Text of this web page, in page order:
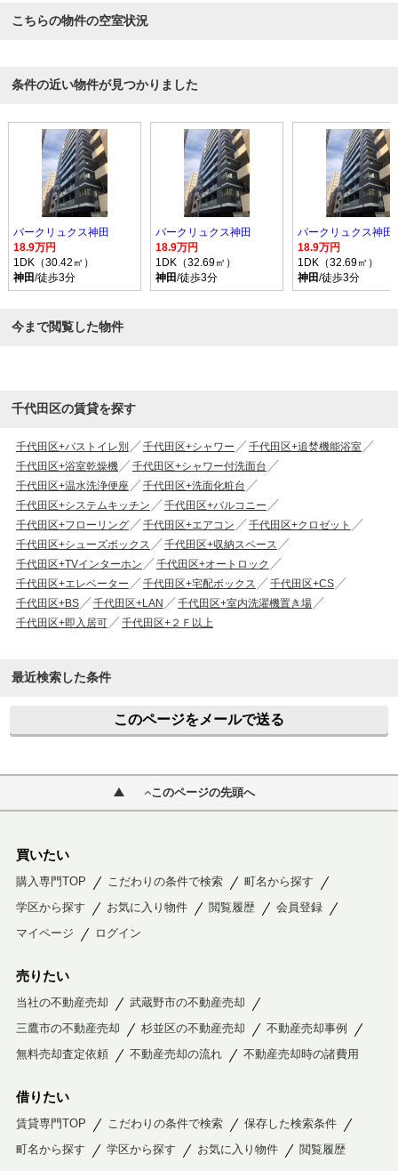
こちらの物件の空室状況
条件の近い物件が見つかりました
パークリュクス神田
18.9万円
1DK（30.42㎡）
神田/徒歩3分
パークリュクス神田
18.9万円
1DK（32.69㎡）
神田/徒歩3分
パークリュクス神田
18.9万円
1DK（32.69㎡）
神田/徒歩3分
今まで閲覧した物件
千代田区の賃貸を探す
千代田区+バストイレ別 千代田区+シャワー
千代田区+追焚機能浴室
千代田区+浴室乾燥機
千代田区+シャワー付洗面台
千代田区+温水洗浄便座
千代田区+洗面化粧台
千代田区+システムキッチン
千代田区+バルコニー
千代田区+フローリング
千代田区+エアコン
千代田区+クロゼット
千代田区+シューズボックス
千代田区+収納スペース
千代田区+TVインターホン
千代田区+オートロック
千代田区+エレベーター
千代田区+宅配ボックス
千代田区+CS
千代田区+BS
千代田区+LAN
千代田区+室内洗濯機置き場
千代田区+即入居可
千代田区+２Ｆ以上
最近検索した条件
このページをメールで送る
このページの先頭へ
買いたい
購入専門TOP こだわりの条件で検索
町名から探す
学区から探す
お気に入り物件 閲覧履歴
会員登録
マイページ
ログイン
売りたい
当社の不動産売却
武蔵野市の不動産売却
三鷹市の不動産売却
杉並区の不動産売却
不動産売却事例
無料売却査定依頼
不動産売却の流れ 不動産売却時の諸費用
借りたい
賃貸専門TOP こだわりの条件で検索
保存した検索条件
町名から探す
学区から探す お気に入り物件 閲覧履歴